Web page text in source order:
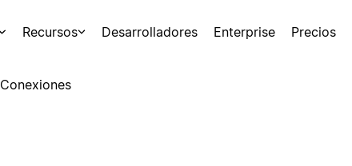
Recursos Desarrolladores Enterprise Precios
Conexiones